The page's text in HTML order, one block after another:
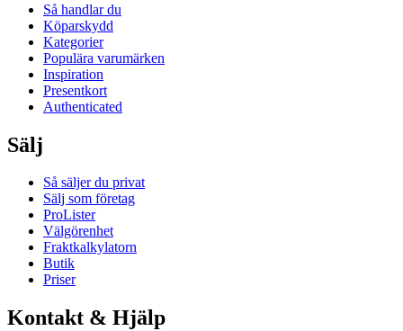
Så handlar du
Köparskydd
Kategorier
Populära varumärken
Inspiration
Presentkort
Authenticated
Sälj
Så säljer du privat
Sälj som företag
ProLister
Välgörenhet
Fraktkalkylatorn
Butik
Priser
Kontakt & Hjälp